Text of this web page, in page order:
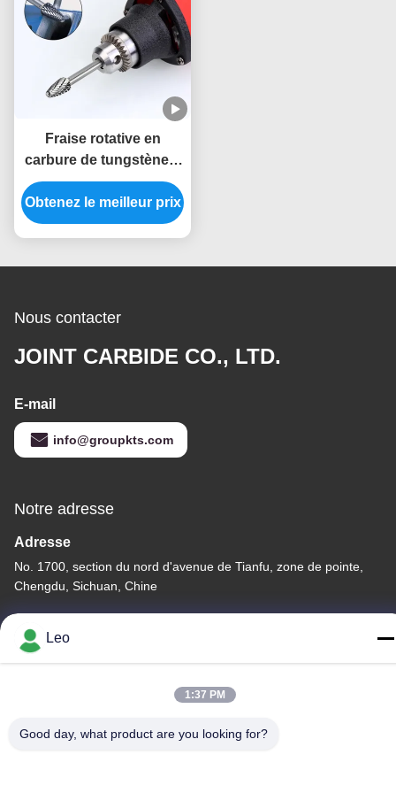
Fraise rotative en
carbure de tungstène à
double coupe de haute
précision, taille
personnalisée, tige de 6
burinage pour
Obtenez le meilleur prix
Nous contacter
JOINT CARBIDE CO., LTD.
E-mail
info@groupkts.com
Notre adresse
Adresse
No. 1700, section du nord d'avenue de Tianfu, zone de pointe,
Chengdu, Sichuan, Chine
86--18483668520
Leo
1:37 PM
Good day, what product are you looking for?